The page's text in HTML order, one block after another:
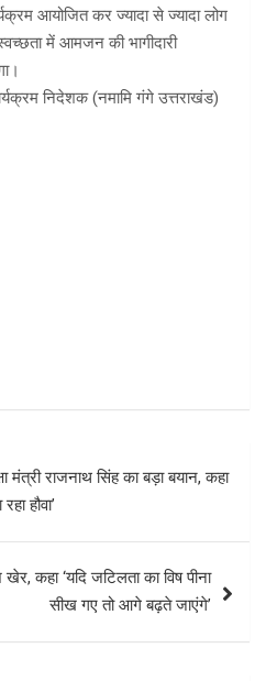
आयोजित कर ज्यादा से ज्यादा लोग
में आमजन की भागीदारी
निदेशक (नमामि गंगे उत्तराखंड)
राजनाथ सिंह का बड़ा बयान, कहा
हौवा’
कहा ‘यदि जटिलता का विष पीना
सीख गए तो आगे बढ़ते जाएंगे’